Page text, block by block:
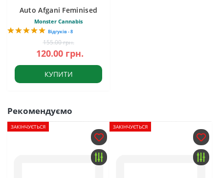
Auto Afgani Feminised
Monster Cannabis
Відгуків - 8
155.00 грн.
120.00 грн.
КУПИТИ
Рекомендуємо
ЗАКІНЧУЄТЬСЯ ЗАКІНЧУЄТЬСЯ